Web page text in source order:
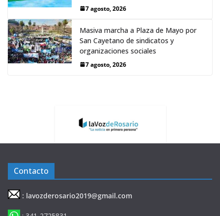
7 agosto, 2026
Masiva marcha a Plaza de Mayo por
San Cayetano de sindicatos y
organizaciones sociales
7 agosto, 2026
Contacto
: lavozderosario2019@gmail.com